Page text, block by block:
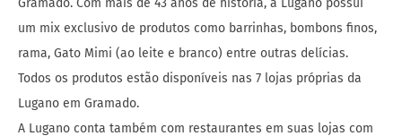
Gramado. Com mais de 43 anos de história, a Lugano possui
um mix exclusivo de produtos como barrinhas, bombons finos,
rama, Gato Mimi (ao leite e branco) entre outras delícias.
Todos os produtos estão disponíveis nas 7 lojas próprias da
Lugano em Gramado.
A Lugano conta também com restaurantes em suas lojas com